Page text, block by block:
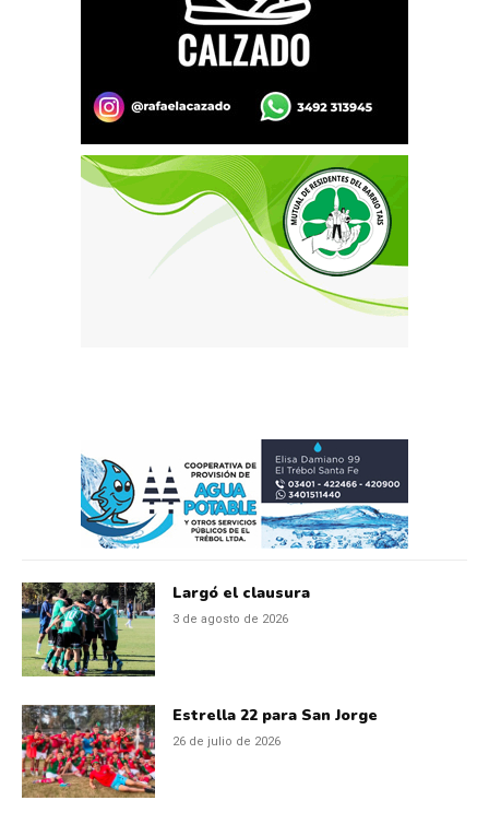
Largó el clausura
3 de agosto de 2026
Estrella 22 para San Jorge
26 de julio de 2026